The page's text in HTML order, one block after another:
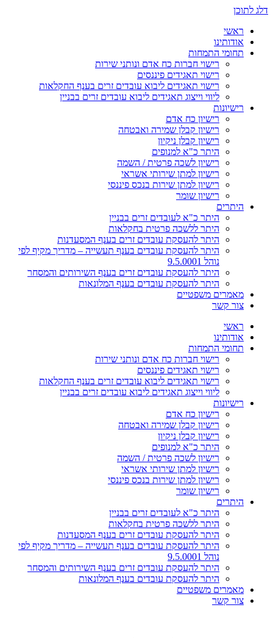
דלג לתוכן
ראשי
אודותינו
תחומי התמחות
רישוי חברות כח אדם ונותני שירות
רישוי תאגידים פיננסים
רישוי תאגידים ליבוא עובדים זרים בענף החקלאות
ליווי וייצוג תאגידים ליבוא עובדים זרים בבניין
רישיונות
רישיון כח אדם
רישיון קבלן שמירה ואבטחה
רישיון קבלן ניקיון
היתר כ"א למנופים
רישיון לשכה פרטית / השמה
רישיון למתן שירותי אשראי
רישיון למתן שירות בנכס פיננסי
רישיון שומר
היתרים
היתר כ"א לעובדים זרים בבניין
היתר ללשכה פרטית בחקלאות
היתר להעסקת עובדים זרים בענף המסעדנות
היתר להעסקת עובדים בענף תעשייה – מדריך מקיף לפי
נוהל 9.5.0001
היתר להעסקת עובדים זרים בענף השירותים והמסחר
היתר להעסקת עובדים בענף המלונאות
מאמרים משפטיים
צור קשר
ראשי
אודותינו
תחומי התמחות
רישוי חברות כח אדם ונותני שירות
רישוי תאגידים פיננסים
רישוי תאגידים ליבוא עובדים זרים בענף החקלאות
ליווי וייצוג תאגידים ליבוא עובדים זרים בבניין
רישיונות
רישיון כח אדם
רישיון קבלן שמירה ואבטחה
רישיון קבלן ניקיון
היתר כ"א למנופים
רישיון לשכה פרטית / השמה
רישיון למתן שירותי אשראי
רישיון למתן שירות בנכס פיננסי
רישיון שומר
היתרים
היתר כ"א לעובדים זרים בבניין
היתר ללשכה פרטית בחקלאות
היתר להעסקת עובדים זרים בענף המסעדנות
היתר להעסקת עובדים בענף תעשייה – מדריך מקיף לפי
נוהל 9.5.0001
היתר להעסקת עובדים זרים בענף השירותים והמסחר
היתר להעסקת עובדים בענף המלונאות
מאמרים משפטיים
צור קשר